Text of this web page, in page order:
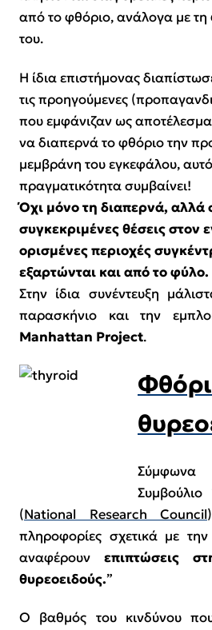
από το φθόριο, ανάλογα με
του.
Η ίδια επιστήμονας
τις προηγούμενες
που εμφάνιζαν ως
να διαπερνά το φθόριο την
μεμβράνη του εγκεφάλου,
πραγματικότητα συμβαίνει!
Όχι μόνο τη διαπερνά, αλλά
συγκεκριμένες θέσεις στον
ορισμένες περιοχές
εξαρτώνται και από το φύλο.
Στην ίδια συνέντευξη
παρασκήνιο και την
Manhattan Project.
(National Research Council
πληροφορίες σχετικά με
αναφέρουν επιπτώσεις
θυρεοειδούς.”
Ο βαθμός του κινδύνου